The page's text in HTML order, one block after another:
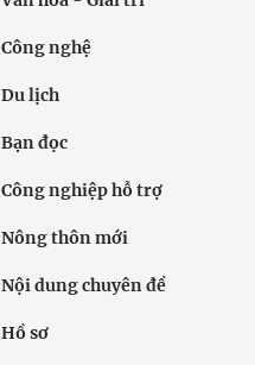
Công nghệ
Du lịch
Bạn đọc
Công nghiệp hỗ trợ
Nông thôn mới
Nội dung chuyên đề
Hồ sơ